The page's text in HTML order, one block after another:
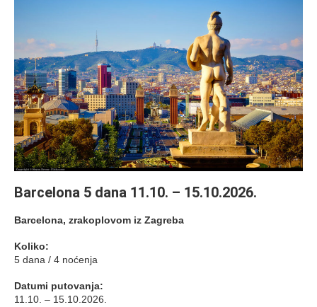
Barcelona 5 dana 11.10. – 15.10.2026.
Barcelona, zrakoplovom iz Zagreba
Koliko:
5 dana / 4 noćenja
Datumi putovanja:
11.10. – 15.10.2026.